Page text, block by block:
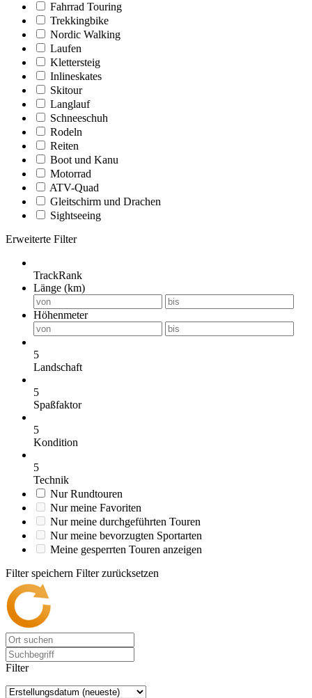
Fahrrad Touring
Trekkingbike
Nordic Walking
Laufen
Klettersteig
Inlineskates
Skitour
Langlauf
Schneeschuh
Rodeln
Reiten
Boot und Kanu
Motorrad
ATV-Quad
Gleitschirm und Drachen
Sightseeing
Erweiterte Filter
TrackRank
Länge (km)
Höhenmeter
5
Landschaft
5
Spaßfaktor
5
Kondition
5
Technik
Nur Rundtouren
Nur meine Favoriten
Nur meine durchgeführten Touren
Nur meine bevorzugten Sportarten
Meine gesperrten Touren anzeigen
Filter speichern Filter zurücksetzen
Filter